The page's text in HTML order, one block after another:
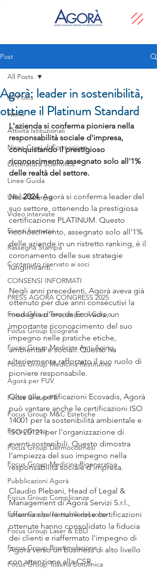
Post
All Posts
News
Attività Istituzionali
News Corsi di Formazione
Letteratura Scientifica
Linee Guida
Ufficio Stampa
Video interviste
Eventi formativi
Rassegna Stampa
Contenuto riservato ai soci
CONSENSI INFORMATI
PRESS AGORA CONGRESS 2025
Focus Group Terapie per il Corpo
Focus Group Ecografia
Focus Group Medicina Anti-Aging
Focus Group Medicina Restitutiva
Agorà per FUV
Focus Group Fili
Focus Group M&C Estetiche
Focus Group
Focus Group Dermocosmesi
Focus Group Medicina Rigenerativa
Pubblicazioni Agorà
Focus Group Complicanze
Focus Group Iniettabili del volto
Focus Group Laser & EBD
Focus Group Biostimolazione
Focus Group Tossina Botulinica
All Posts
Agorà: leader in sostenibilità,
ottiene il Platinum Standard
L'azienda si conferma pioniera nella
responsabilità sociale d'impresa,
conquistando il prestigioso
riconoscimento assegnato solo all'1%
delle realtà del settore.
Nel 2024, Agorà si conferma leader del
suo settore, ottenendo la prestigiosa
certificazione PLATINUM. Questo
riconoscimento, assegnato solo all'1%
delle aziende in un ristretto ranking, è il
coronamento delle sue strategie
lungimiranti.
Negli anni precedenti, Agorà aveva già
ottenuto per due anni consecutivi la
medaglia d'oro da Ecovadis, un
importante riconoscimento del suo
impegno nelle pratiche etiche,
ambientali e sociali. Questo ha
ulteriormente rafforzato il suo ruolo di
pioniere responsabile.
Oltre alle certificazioni Ecovadis, Agorà
può vantare anche le certificazioni ISO
14001 per la sostenibilità ambientale e
ISO 20121 per l'organizzazione di
eventi sostenibili. Questo dimostra
l'ampiezza del suo impegno nella
responsabilità sociale d'impresa.
Claudio Plebani, Head of Legal &
Management di Agorà Servizi S.r.l.,
afferma che le numerose certificazioni
ottenute hanno consolidato la fiducia
dei clienti e riaffermato l'impegno di
Agorà verso un business di alto livello
con attenzione alla CSR.